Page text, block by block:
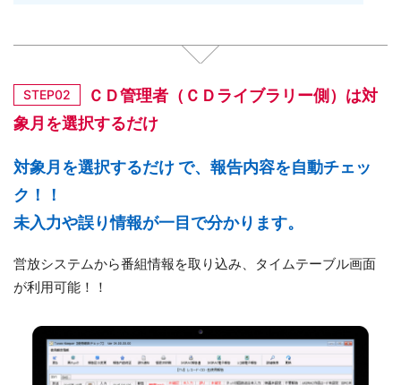
STEP02
ＣＤ管理者（ＣＤライブラリー側）は対
象月を選択するだけ
対象月を選択するだけ で、報告内容を自動チェッ
ク！！
未入力や誤り情報が一目で分かります。
営放システムから番組情報を取り込み、タイムテーブル画面
が利用可能！！